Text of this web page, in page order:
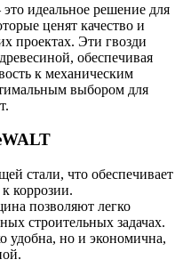
идеальное решение для
ценят качество и
проектах. Эти гвозди
обеспечивая
к механическим
выбором для
стали, что обеспечивает
коррозии.
позволяют легко
строительных задачах.
удобна, но и экономична,